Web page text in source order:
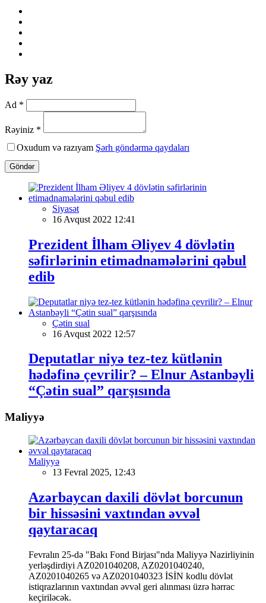
Rəy yaz
Ad *
Rəyiniz *
Oxudum və razıyam Şərh göndərmə qaydaları
Göndər
Siyasət
16 Avqust 2022 12:41
Prezident İlham Əliyev 4 dövlətin
səfirlərinin etimadnamələrini qəbul
edib
Çətin sual
16 Avqust 2022 12:57
Deputatlar niyə tez-tez kütlənin
hədəfinə çevrilir? – Elnur Astanbəyli
“Çətin sual” qarşısında
Maliyyə
Maliyyə
13 Fevral 2025, 12:43
Azərbaycan daxili dövlət borcunun
bir hissəsini vaxtından əvvəl
qaytaracaq
Fevralın 25-də "Bakı Fond Birjası"nda Maliyyə Nazirliyinin
yerləşdirdiyi AZ0201040208, AZ0201040240,
AZ0201040265 və AZ0201040323 İSİN kodlu dövlət
istiqrazlarının vaxtından əvvəl geri alınması üzrə hərrac
keçiriləcək.